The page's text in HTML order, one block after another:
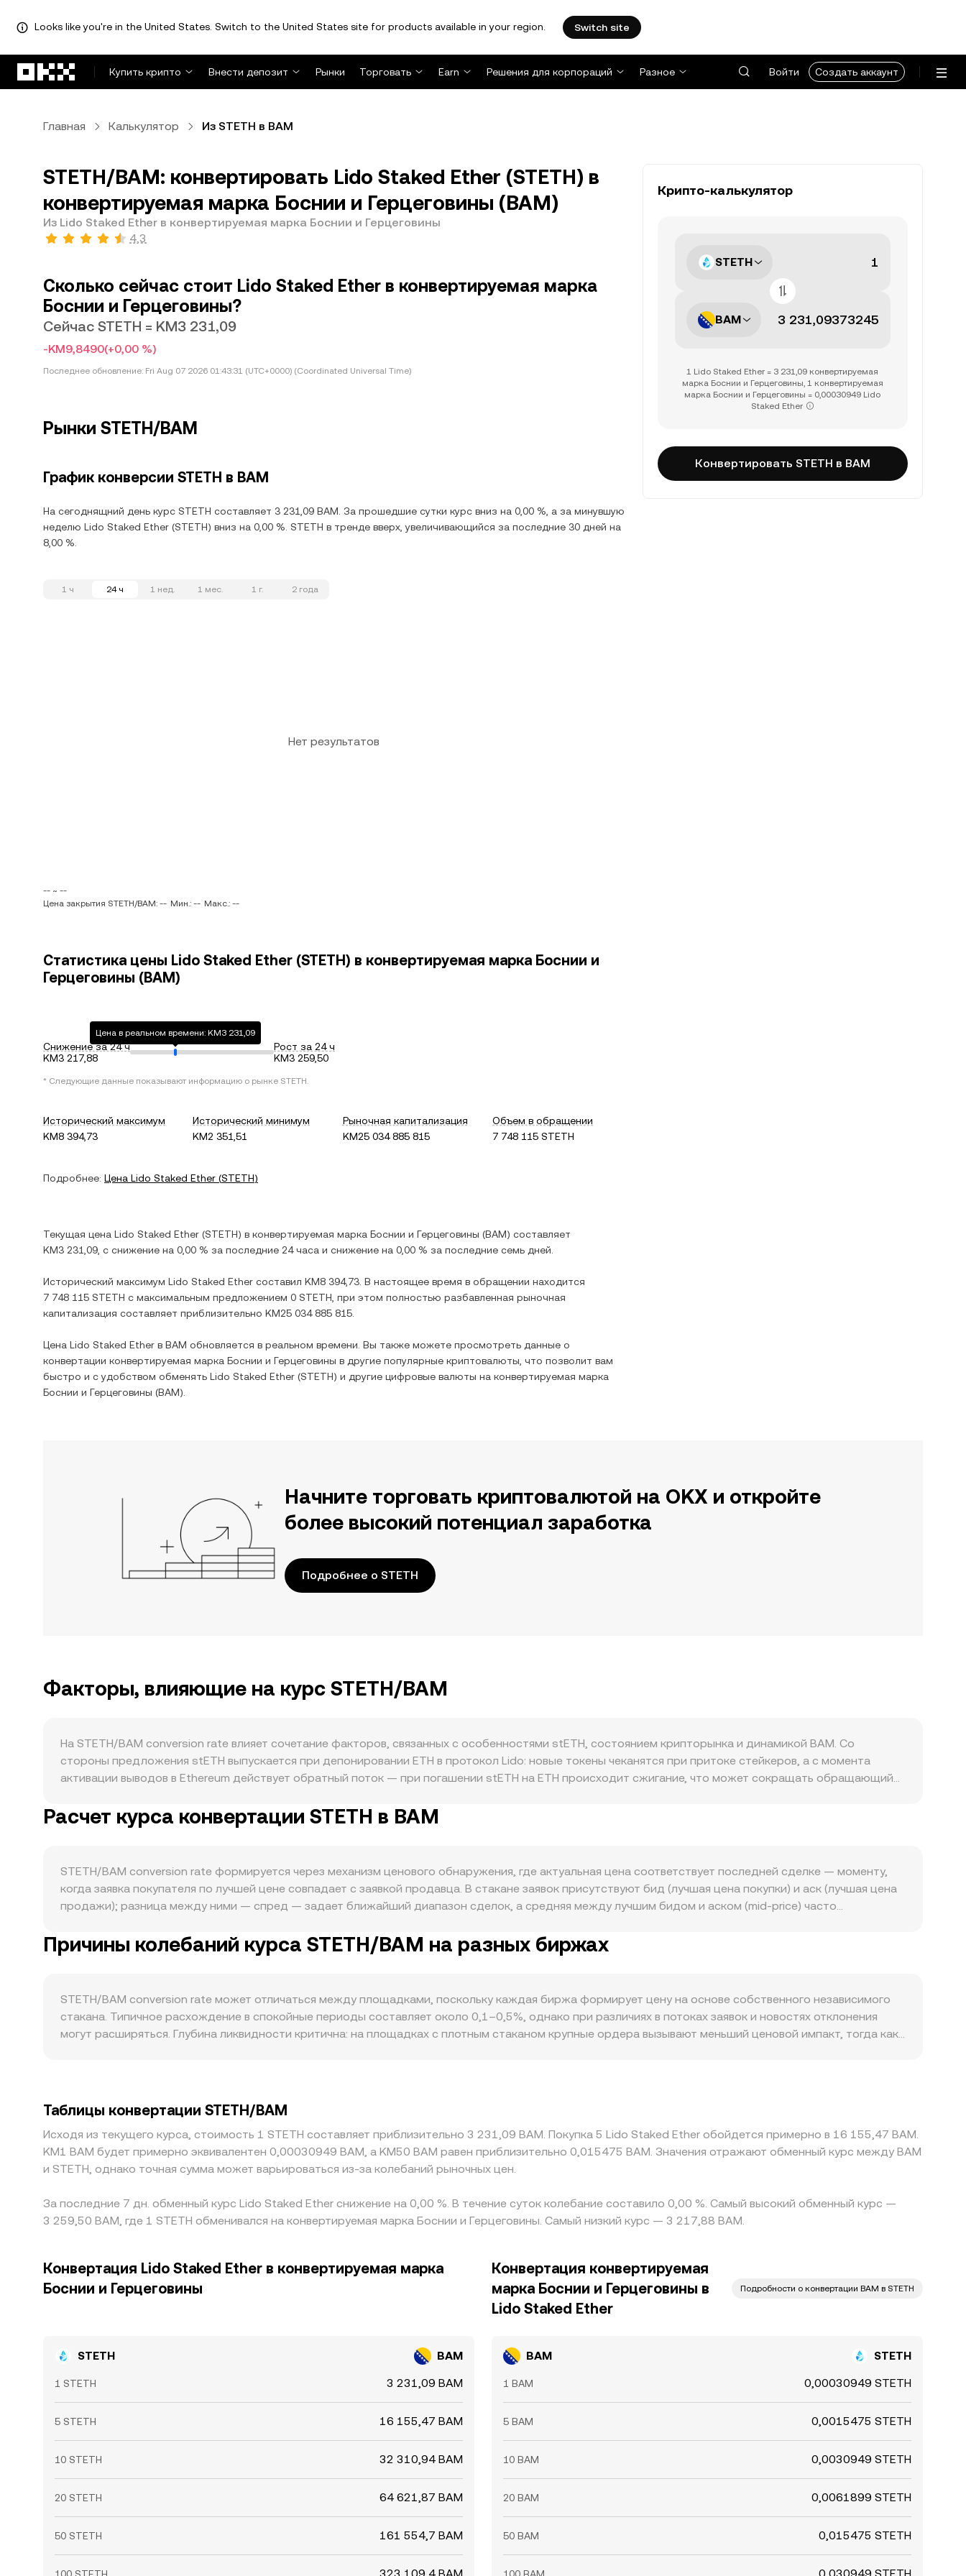
Looks like you're in the United States. Switch to the United States site for products available in your region. Switch site
Купить крипто
Внести депозит Рынки Торговать Earn Решения для корпораций Разное Войти Создать аккаунт
Главная Калькулятор Из STETH в BAM
STETH/BAM: конвертировать Lido Staked Ether (STETH) в
конвертируемая марка Боснии и Герцеговины (BAM)
Из Lido Staked Ether в конвертируемая марка Боснии и Герцеговины
4,3
Сколько сейчас стоит Lido Staked Ether в конвертируемая марка
Боснии и Герцеговины?
Сейчас STETH = KM3 231,09
-KM9,8490(+0,00 %)
Последнее обновление: Fri Aug 07 2026 01:43:31 (UTC+0000) (Coordinated Universal Time)
Рынки STETH/BAM
График конверсии STETH в BAM
На сегоднящний день курс STETH составляет 3 231,09 BAM. За прошедшие сутки курс вниз на 0,00 %, а за минувшую
неделю Lido Staked Ether (STETH) вниз на 0,00 %. STETH в тренде вверх, увеличивающийся за последние 30 дней на
8,00 %.
1 ч 24 ч 1 нед. 1 мес. 1 г. 2 года
Нет результатов
-- ~ --
Цена закрытия STETH/BAM: -- Мин.: -- Макс.: --
Статистика цены Lido Staked Ether (STETH) в конвертируемая марка Боснии и
Герцеговины (BAM)
Снижение за 24 ч
KM3 217,88
Цена в реальном времени: KM3 231,09
Рост за 24 ч
KM3 259,50
* Следующие данные показывают информацию о рынке STETH.
Исторический максимум
KM8 394,73
Исторический минимум
KM2 351,51
Рыночная капитализация
KM25 034 885 815
Объем в обращении
7 748 115 STETH
Подробнее: Цена Lido Staked Ether (STETH)
Текущая цена Lido Staked Ether (STETH) в конвертируемая марка Боснии и Герцеговины (BAM) составляет
KM3 231,09 , c снижение на 0,00 % за последние 24 часа и снижение на 0,00 % за последние семь дней.
Исторический максимум Lido Staked Ether составил KM8 394,73 . В настоящее время в обращении находится
7 748 115 STETH с максимальным предложением 0 STETH , при этом полностью разбавленная рыночная
капитализация составляет приблизительно KM25 034 885 815
Цена Lido Staked Ether в BAM обновляется в реальном времени. Вы также можете просмотреть данные о
конвертации конвертируемая марка Боснии и Герцеговины в другие популярные криптовалюты, что позволит вам
быстро и с удобством обменять Lido Staked Ether (STETH) и другие цифровые валюты на конвертируемая марка
Боснии и Герцеговины (BAM).
Крипто-калькулятор
STETH
BAM
1 Lido Staked Ether = 3 231,09 конвертируемая
марка Боснии и Герцеговины, 1 конвертируемая
марка Боснии и Герцеговины = 0,00030949 Lido
Staked Ether
Конвертировать STETH в BAM
Начните торговать криптовалютой на OKX и откройте
более высокий потенциал заработка
Подробнее о STETH
Факторы, влияющие на курс STETH/BAM
На STETH/BAM conversion rate влияет сочетание факторов, связанных с особенностями stETH, состоянием крипторынка и динамикой BAM. Со
стороны предложения stETH выпускается при депонировании ETH в протокол Lido: новые токены чеканятся при притоке стейкеров, а с момента
активации выводов в Ethereum действует обратный поток — при погашении stETH на ETH происходит сжигание, что может сокращать обращающийся
не создает «халвинга» — механизма, характерного для других сетей. Спрос на stETH формируется ростом использования в DeFi (например, в пулах
ликвидности stETH/ETH, в протоколах кредитования и стратегии фарминга доходности), а также предпочтением к ликвидному стейкингу как
Curve/Balancer: дестабилизация баланса пулов может повышать волатильность. Макрокорреляция сохраняется высокой: stETH тесно следует за
движением ETH и, через него, за биткоином; при этом сила BAM связана с EUR из‑за валютного совета, поэтому укрепление или ослабление евро к
глобальным активам транслируется в номинацию STETH/BAM. Риск-аппетит, ставки и долларовая ликвидность также отражаются на криптоактивах
через потоки в ETH и производные. Регуляторные события — требования к провайдерам стейкинга, трактовки деривативов на стейкинг, внедрение
правил MiCA в ЕС или действия надзорных органов в США — способны менять оценку рисков Lido и ликвидного стейкинга, влияя на премию/дисконт
stETH к ETH и тем самым на STETH/BAM. Технические факторы включают фандинговые ставки по бессрочным фьючерсам на ETH (сдвигают спотовый
Расчет курса конвертации STETH в BAM
STETH/BAM conversion rate формируется через механизм ценового обнаружения, где актуальная цена соответствует последней сделке — моменту,
когда заявка покупателя по лучшей цене совпадает с заявкой продавца. В стакане заявок присутствуют бид (лучшая цена покупки) и аск (лучшая цена
продажи); разница между ними — спред — задает ближайший диапазон сделок, а средняя между лучшим бидом и аском (mid‑price) часто
рассчитывается как VWAP = Σ(Price_i × Volume_i) / Σ Volume_i, придавая больший вес рынкам с большим оборотом. Простая арифметика конвертации при
продаже такова: сумма в BAM = количество STETH × текущий rate; обратное вычисление — количество STETH = сумма в BAM / rate. Существенная
приближенно равна y/x с учетом кривой пула; дисбаланс резервов меняет цену, а маршруты через ETH и далее в фиатную номинацию BAM
транслируют это изменение в STETH/BAM conversion rate.
Причины колебаний курса STETH/BAM на разных биржах
STETH/BAM conversion rate может отличаться между площадками, поскольку каждая биржа формирует цену на основе собственного независимого
стакана. Типичное расхождение в спокойные периоды составляет около 0,1–0,5%, однако при различиях в потоках заявок и новостях отклонения
могут расширяться. Глубина ликвидности критична: на площадках с плотным стаканом крупные ордера вызывают меньший ценовой импакт, тогда как
данной платформе STETH прежде всего торгуется против USDT, а конвертация в BAM происходит через USDT/BAM, то премия или дисконт USDT к
фиатной корзине переходит в итоговую цену STETH/BAM. Арбитраж между биржами стремится выравнивать расхождения, но делает это не
идеально из‑за комиссий, задержек, лимитов на вывод, ончейн‑очередей на погашение stETH в ETH и различий в ликвидности; поэтому
краткосрочные различия в ставках конверсии сохраняются.
Таблицы конвертации STETH/BAM
Исходя из текущего курса, стоимость 1 STETH составляет приблизительно 3 231,09 BAM. Покупка 5 Lido Staked Ether обойдется примерно в 16 155,47 BAM.
KM1 BAM будет примерно эквивалентен 0,00030949 BAM, а KM50 BAM равен приблизительно 0,015475 BAM. Значения отражают обменный курс между BAM
и STETH, однако точная сумма может варьироваться из-за колебаний рыночных цен.
За последние 7 дн. обменный курс Lido Staked Ether снижение на 0,00 %. В течение суток колебание составило 0,00 %. Самый высокий обменный курс —
3 259,50 BAM, где 1 STETH обменивался на конвертируемая марка Боснии и Герцеговины. Самый низкий курс — 3 217,88 BAM.
Конвертация Lido Staked Ether в конвертируемая марка
Боснии и Герцеговины
STETH BAM
1 STETH 3 231,09 BAM
5 STETH 16 155,47 BAM
10 STETH 32 310,94 BAM
20 STETH 64 621,87 BAM
50 STETH 161 554,7 BAM
Конвертация конвертируемая
марка Боснии и Герцеговины в
Lido Staked Ether
Подробности о конвертации BAM в STETH
BAM STETH
1 BAM 0,00030949 STETH
5 BAM 0,0015475 STETH
10 BAM 0,0030949 STETH
20 BAM 0,0061899 STETH
50 BAM 0,015475 STETH